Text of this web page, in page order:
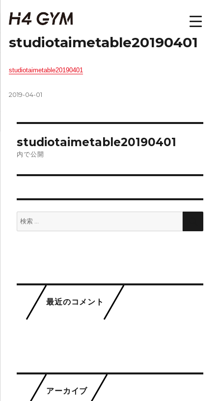
H4GYM | トップページ
studiotaimetable20190401
studiotaimetable20190401
投
2019-04-01
投
稿
ナ
ビ
ゲ
ー
ン
studiotaimetable20190401
内で公開
検
最近のコメント
アーカイブ